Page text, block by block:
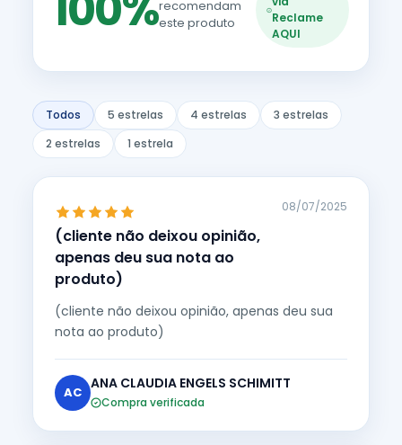
recomendam
este produto
Reclame
AQUI
Todos 5 estrelas 4 estrelas
3 estrelas
2 estrelas
1 estrela
(cliente não deixou opinião,
apenas deu sua nota ao
produto)
08/07/2025
(cliente não deixou opinião, apenas deu sua
nota ao produto)
AC
ANA CLAUDIA ENGELS SCHIMITT
Compra verificada